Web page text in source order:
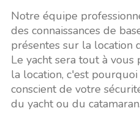
Notre équipe
des connaissances de
présentes sur la location
Le yacht sera tout à
la location, c'est
conscient de votre
du yacht ou du catamaran.